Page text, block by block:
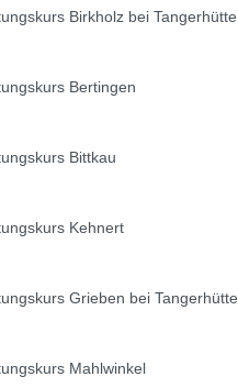
Birkholz bei Tangerhütte
Bertingen
Bittkau
Kehnert
Grieben bei Tangerhütte
Mahlwinkel